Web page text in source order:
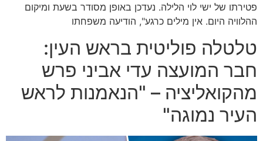
פטירתו של ישי לוי הלילה. נעדכן באופן מסודר בשעת ומיקום
ההלוויה היום. אין מילים כרגע", הודיעה משפחתו
טלטלה פוליטית בראש העין:
חבר המועצה עדי אביני פרש
מהקואליציה – "הנאמנות לראש
העיר נמוגה"